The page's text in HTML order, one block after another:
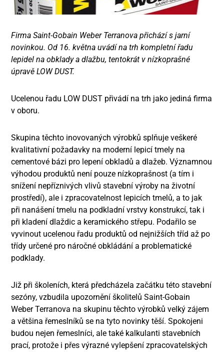
Firma Saint-Gobain Weber Terranova přichází s jarní
novinkou. Od 16. května uvádí na trh kompletní řadu
lepidel na obklady a dlažbu, tentokrát v nízkoprašné
úpravě LOW DUST.
Ucelenou řadu LOW DUST přivádí na trh jako jediná firma
v oboru.
Skupina těchto inovovaných výrobků splňuje veškeré
kvalitativní požadavky na moderní lepicí tmely na
cementové bázi pro lepení obkladů a dlažeb. Významnou
výhodou produktů není pouze nízkoprašnost (a tím i
snížení nepříznivých vlivů stavební výroby na životní
prostředí), ale i zpracovatelnost lepicích tmelů, a to jak
při nanášení tmelu na podkladní vrstvy konstrukcí, tak i
při kladení dlaždic a keramického střepu. Podařilo se
vyvinout ucelenou řadu produktů od nejnižších tříd až po
třídy určené pro náročné obkládání a problematické
podklady.
Již při školeních, která předcházela začátku této stavební
sezóny, vzbudila upozornění školitelů Saint-Gobain
Weber Terranova na skupinu těchto výrobků velký zájem
a většina řemeslníků se na tyto novinky těší. Spokojeni
budou nejen řemeslníci, ale také kalkulanti stavebních
prací, protože i přes výrazné vylepšení zpracovatelských